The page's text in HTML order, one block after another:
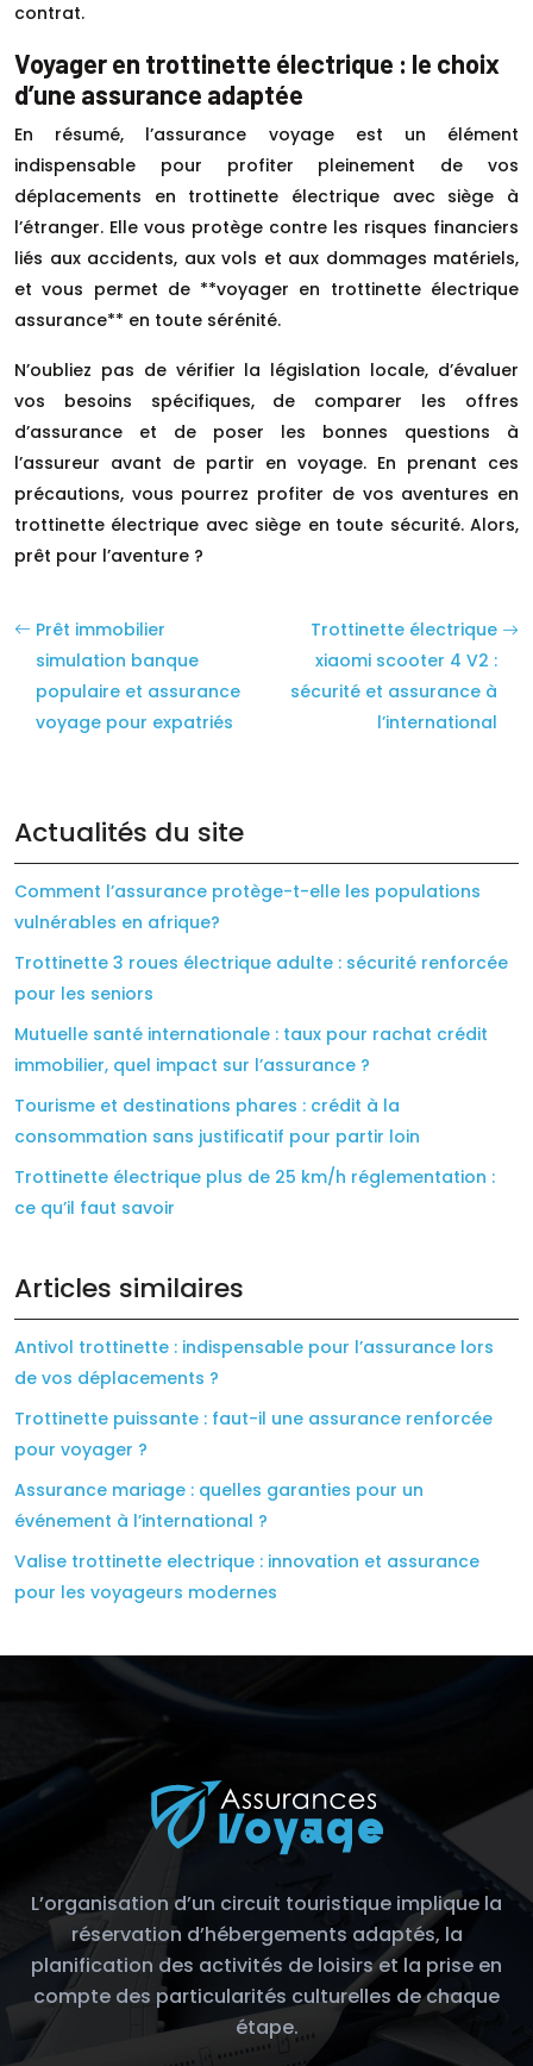
contrat.
Voyager en trottinette électrique : le choix
d’une assurance adaptée
En résumé, l’assurance voyage est un élément
indispensable pour profiter pleinement de vos
déplacements en trottinette électrique avec siège à
l’étranger. Elle vous protège contre les risques financiers
liés aux accidents, aux vols et aux dommages matériels,
et vous permet de **voyager en trottinette électrique
assurance** en toute sérénité.
N’oubliez pas de vérifier la législation locale, d’évaluer
vos besoins spécifiques, de comparer les offres
d’assurance et de poser les bonnes questions à
l’assureur avant de partir en voyage. En prenant ces
précautions, vous pourrez profiter de vos aventures en
trottinette électrique avec siège en toute sécurité. Alors,
prêt pour l’aventure ?
Prêt immobilier
simulation banque
populaire et assurance
voyage pour expatriés
Trottinette électrique
xiaomi scooter 4 V2 :
sécurité et assurance à
l’international
Actualités du site
Comment l’assurance protège-t-elle les populations
vulnérables en afrique?
Trottinette 3 roues électrique adulte : sécurité renforcée
pour les seniors
Mutuelle santé internationale : taux pour rachat crédit
immobilier, quel impact sur l’assurance ?
Tourisme et destinations phares : crédit à la
consommation sans justificatif pour partir loin
Trottinette électrique plus de 25 km/h réglementation :
ce qu’il faut savoir
Articles similaires
Antivol trottinette : indispensable pour l’assurance lors
de vos déplacements ?
Trottinette puissante : faut-il une assurance renforcée
pour voyager ?
Assurance mariage : quelles garanties pour un
événement à l’international ?
Valise trottinette electrique : innovation et assurance
pour les voyageurs modernes
L’organisation d’un circuit touristique implique la
réservation d’hébergements adaptés, la
planification des activités de loisirs et la prise en
compte des particularités culturelles de chaque
étape.